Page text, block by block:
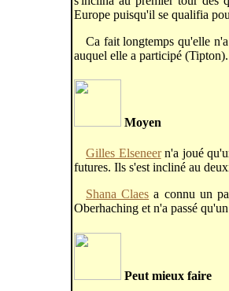
Europe puisqu'il se qualifia
Ca fait longtemps qu'elle
auquel elle a participé (Tipton).
Moyen
Gilles Elseneern'a joué
futures. Ils s'est incliné au
Shana Claes a connu un
Oberhaching et n'a passé
Peut mieux faire